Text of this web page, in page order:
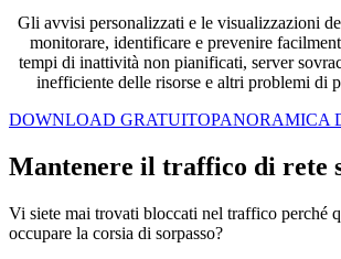
Gli avvisi personalizzati e le visualizzazioni
monitorare, identificare e prevenire
tempi di inattività non pianificati, server
inefficiente delle risorse e altri problemi di
DOWNLOAD GRATUITOPANORAMICA
Mantenere il traffico di rete
Vi siete mai trovati bloccati nel traffico perché
occupare la corsia di sorpasso?